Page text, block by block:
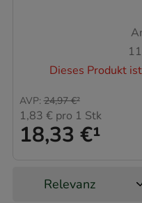
Dieses Produkt
18,33 €¹
AVP: 24,97 €²
1,83 € pro 1 Stk